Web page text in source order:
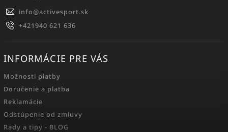
info@activesport.sk
+421940 621 636
INFORMÁCIE PRE VÁS
Možnosti platby
Doručenie a platba
Reklamácie
Odstúpenie od zmluvy
Rady a tipy - BLOG